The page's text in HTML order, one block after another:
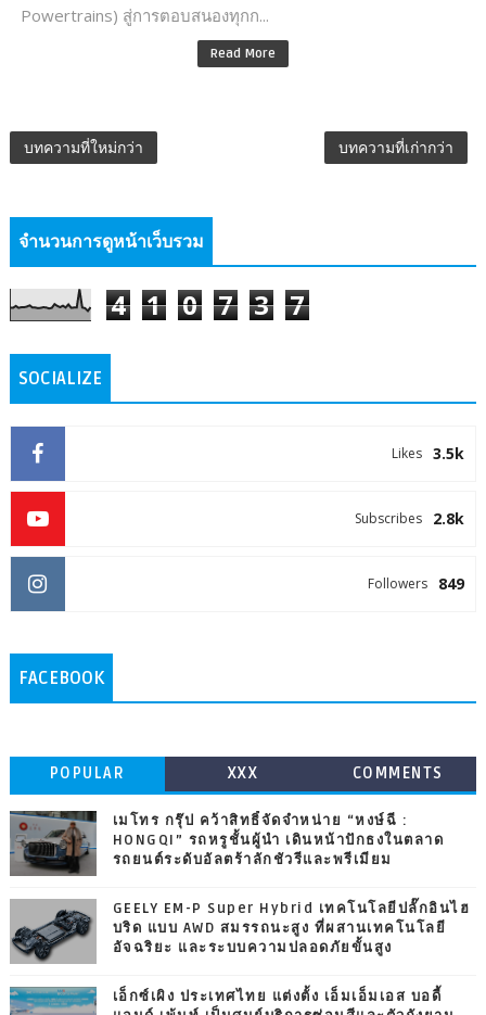
Powertrains) สู่การตอบสนองทุกก...
Read More
บทความที่ใหม่กว่า บทความที่เก่ากว่า
จำนวนการดูหน้าเว็บรวม
4 1 0 7 3 7
SOCIALIZE
3.5k
Likes
2.8k
Subscribes
849
Followers
FACEBOOK
POPULAR XXX COMMENTS
เมโทร กรุ๊ป คว้าสิทธิ์จัดจำหน่าย “หงษ์ฉี :
HONGQI” รถหรูชั้นผู้นำ เดินหน้าปักธงในตลาด
รถยนต์ระดับอัลตร้าลักชัวรีและพรีเมียม
GEELY EM-P Super Hybrid เทคโนโลยีปลั๊กอินไฮ
บริด แบบ AWD สมรรถนะสูง ที่ผสานเทคโนโลยี
อัจฉริยะ และระบบความปลอดภัยขั้นสูง
เอ็กซ์เผิง ประเทศไทย แต่งตั้ง เอ็มเอ็มเอส บอดี้